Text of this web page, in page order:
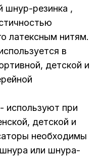
шнур-резинка ,
латексным нитям.
в
детской и
- используют при
детской и
необходимы
или шнура-